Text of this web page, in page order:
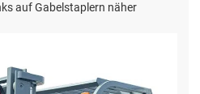
auf Gabelstaplern näher